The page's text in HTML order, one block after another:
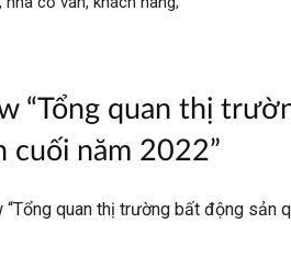
“Tổng quan thị
cuối năm 2022”
quan thị trường bất động